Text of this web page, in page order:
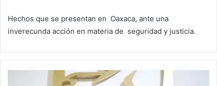
Hechos que se presentan en Oaxaca, ante una
inverecunda acción en materia de seguridad y justicia.